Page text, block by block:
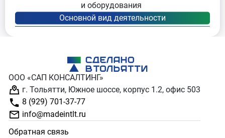
и оборудования
ООО «САП КОНСАЛТИНГ»
г. Тольятти, Южное шоссе, корпус 1.2, офис 503
8 (929) 701-37-77
info@madeintlt.ru
Обратная связь